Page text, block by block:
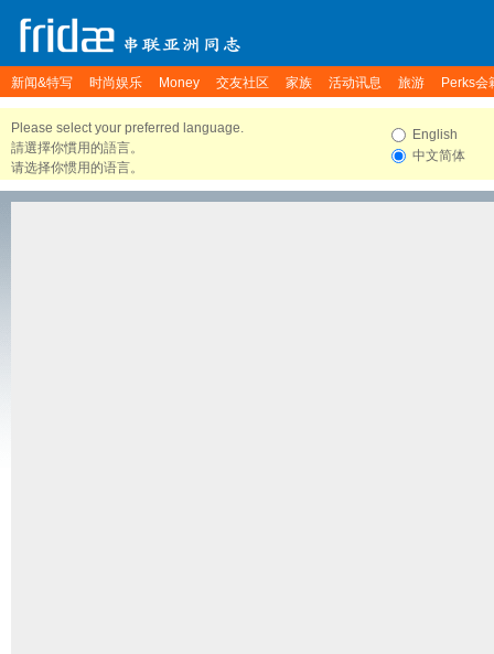
新闻&特写 时尚娱乐 Money 交友社区 家族 活动讯息 旅游 Perks会
Please select your preferred language.
請選擇你慣用的語言。
请选择你惯用的语言。
English
中文简体